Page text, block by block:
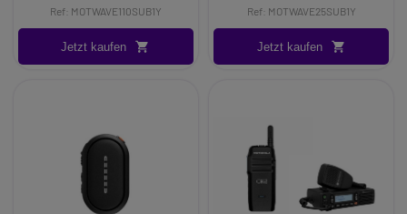
für das Motorola TLK110 Walkie
Talkie. Limitierte TPTTs im
Ref: MOTWAVE110SUB1Y
Jetzt kaufen
es unbegrenzte PTT Anrufe im
ganzen Land, Gruppen und
Ref: MOTWAVE25SUB1Y
Jetzt kaufen